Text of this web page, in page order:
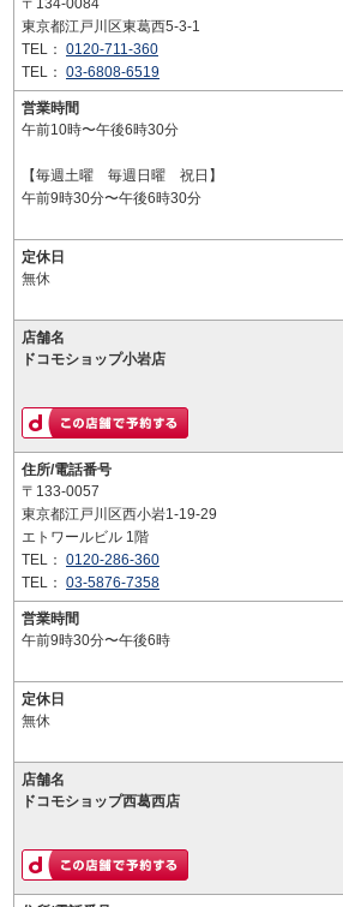
〒134-0084
東京都江戸川区東葛西5-3-1
TEL： 0120-711-360
TEL： 03-6808-6519
営業時間
午前10時〜午後6時30分
【毎週土曜 毎週日曜 祝日】
午前9時30分〜午後6時30分
定休日
無休
店舗名
ドコモショップ小岩店
住所/電話番号
〒133-0057
東京都江戸川区西小岩1-19-29
エトワールビル 1階
TEL： 0120-286-360
TEL： 03-5876-7358
営業時間
午前9時30分〜午後6時
定休日
無休
店舗名
ドコモショップ西葛西店